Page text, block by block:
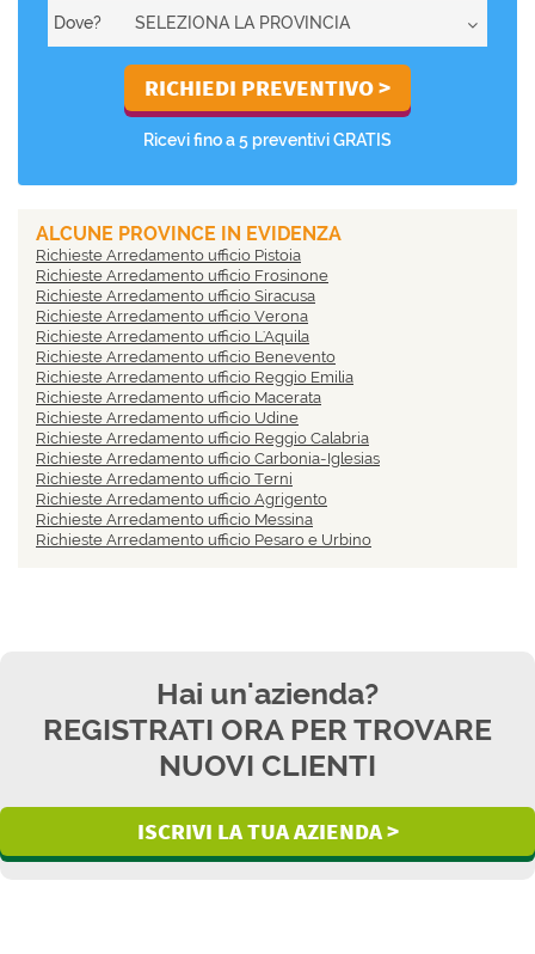
Dove?
Ricevi fino a 5 preventivi GRATIS
ALCUNE PROVINCE IN EVIDENZA
Richieste Arredamento ufficio Pistoia
Richieste Arredamento ufficio Frosinone
Richieste Arredamento ufficio Siracusa
Richieste Arredamento ufficio Verona
Richieste Arredamento ufficio L'Aquila
Richieste Arredamento ufficio Benevento
Richieste Arredamento ufficio Reggio Emilia
Richieste Arredamento ufficio Macerata
Richieste Arredamento ufficio Udine
Richieste Arredamento ufficio Reggio Calabria
Richieste Arredamento ufficio Carbonia-Iglesias
Richieste Arredamento ufficio Terni
Richieste Arredamento ufficio Agrigento
Richieste Arredamento ufficio Messina
Richieste Arredamento ufficio Pesaro e Urbino
Hai un'azienda?
REGISTRATI ORA PER TROVARE
NUOVI CLIENTI
ISCRIVI LA TUA AZIENDA >